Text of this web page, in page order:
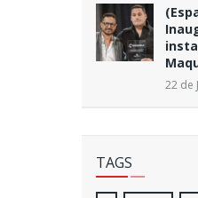
22 de
TAGS